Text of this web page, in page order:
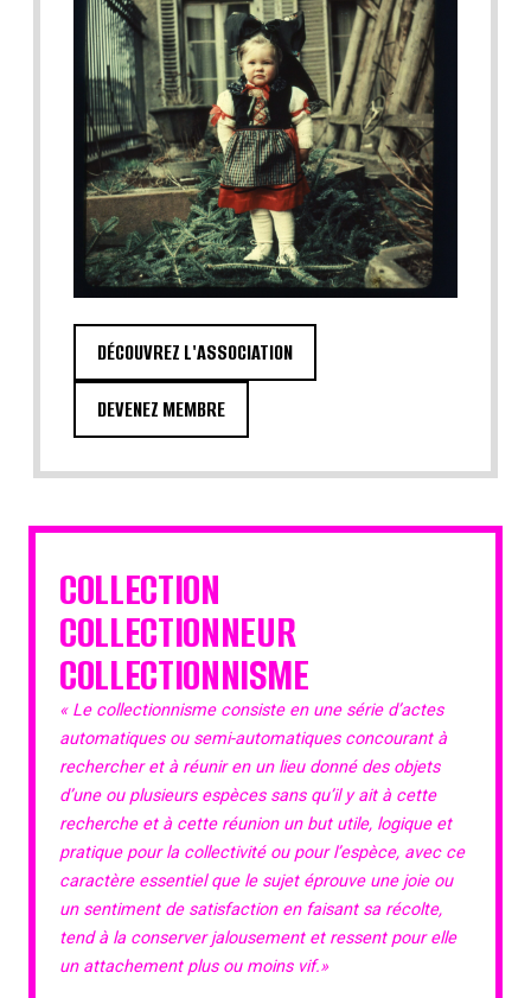
DÉCOUVREZ L'ASSOCIATION
DEVENEZ MEMBRE
COLLECTION
COLLECTIONNEUR
COLLECTIONNISME
« Le collectionnisme consiste en une série d’actes
automatiques ou semi-automatiques concourant à
rechercher et à réunir en un lieu donné des objets
d’une ou plusieurs espèces sans qu’il y ait à cette
recherche et à cette réunion un but utile, logique et
pratique pour la collectivité ou pour l’espèce, avec ce
caractère essentiel que le sujet éprouve une joie ou
un sentiment de satisfaction en faisant sa récolte,
tend à la conserver jalousement et ressent pour elle
un attachement plus ou moins vif.»